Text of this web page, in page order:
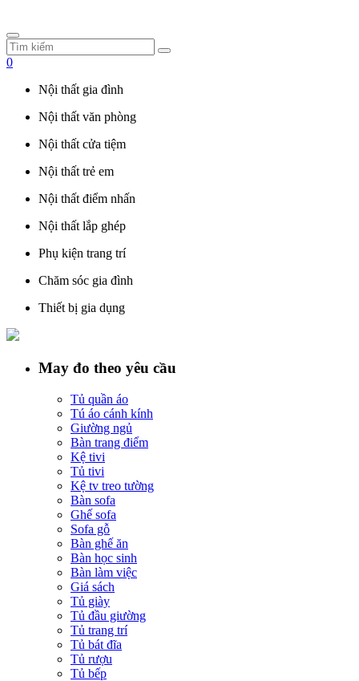
0
Nội thất gia đình
Nội thất văn phòng
Nội thất cửa tiệm
Nội thất trẻ em
Nội thất điểm nhấn
Nội thất lắp ghép
Phụ kiện trang trí
Chăm sóc gia đình
Thiết bị gia dụng
May đo theo yêu cầu
Tủ quần áo
Tú áo cánh kính
Giường ngủ
Bàn trang điểm
Kệ tivi
Tủ tivi
Kệ tv treo tường
Bàn sofa
Ghế sofa
Sofa gỗ
Bàn ghế ăn
Bàn học sinh
Bàn làm việc
Giá sách
Tủ giày
Tủ đầu giường
Tủ trang trí
Tủ bát đĩa
Tủ rượu
Tủ bếp